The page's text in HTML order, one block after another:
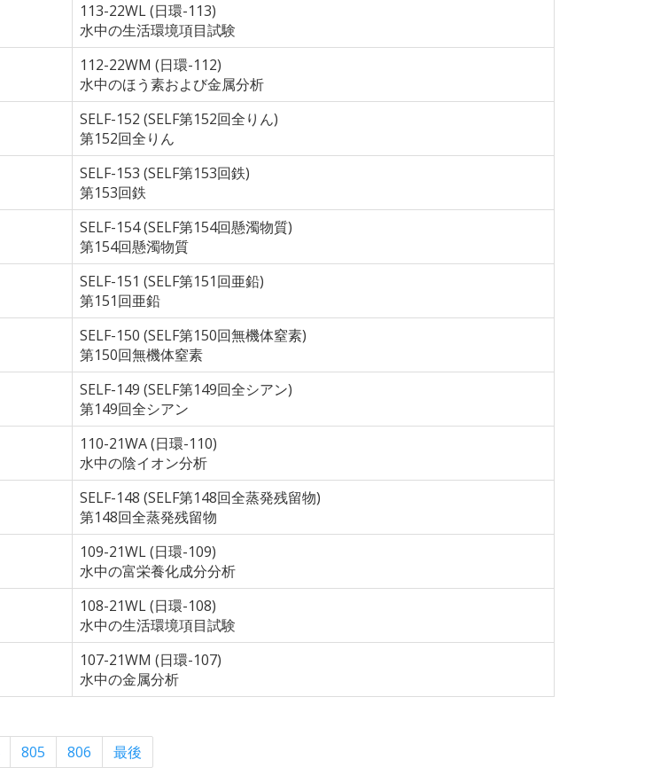
113-22WL (日環-113)
水中の生活環境項目試験
112-22WM (日環-112)
水中のほう素および金属分析
SELF-152 (SELF第152回全りん)
第152回全りん
SELF-153 (SELF第153回鉄)
第153回鉄
SELF-154 (SELF第154回懸濁物質)
第154回懸濁物質
SELF-151 (SELF第151回亜鉛)
第151回亜鉛
SELF-150 (SELF第150回無機体窒素)
第150回無機体窒素
SELF-149 (SELF第149回全シアン)
第149回全シアン
110-21WA (日環-110)
水中の陰イオン分析
SELF-148 (SELF第148回全蒸発残留物)
第148回全蒸発残留物
109-21WL (日環-109)
水中の富栄養化成分分析
108-21WL (日環-108)
水中の生活環境項目試験
107-21WM (日環-107)
水中の金属分析
805 806 最後